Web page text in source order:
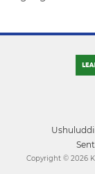
Copyright © 2026